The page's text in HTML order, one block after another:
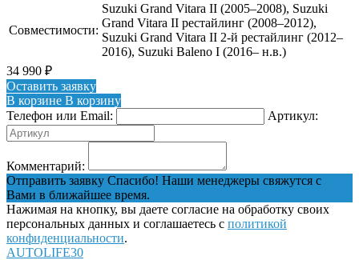
Совместимости:
Suzuki Grand Vitara II (2005–2008), Suzuki
Grand Vitara II рестайлинг (2008–2012),
Suzuki Grand Vitara II 2-й рестайлинг (2012–
2016), Suzuki Baleno I (2016– н.в.)
34 990 ₽
Оставить заявку
В корзине В корзину
Телефон или Email:
Артикул:
Комментарий:
Отправить заявку Спасибо! Наши менеджеры свяжутся с
Вами в ближайшее время.
Нажимая на кнопку, вы даете согласие на обработку своих
персональных данных и соглашаетесь с политикой
конфиденциальности.
AUTOLIFE30